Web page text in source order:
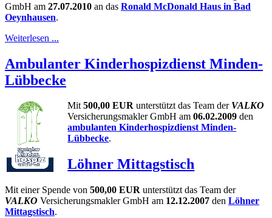
GmbH am 27.07.2010 an das Ronald McDonald Haus in Bad
Oeynhausen.
Weiterlesen ...
Ambulanter Kinderhospizdienst Minden-
Lübbecke
Mit500,00 EUR unterstützt das Team der VALKO
Versicherungsmakler GmbH am06.02.2009 den
ambulanten Kinderhospizdienst Minden-
Lübbecke.
Löhner Mittagstisch
Mit einer Spende von 500,00 EUR unterstützt das Team der
VALKO Versicherungsmakler GmbH am 12.12.2007 den Löhner
Mittagstisch.